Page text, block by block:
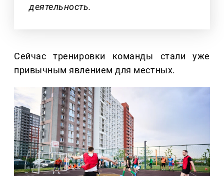
деятельность.
Сейчас тренировки команды стали уже
привычным явлением для местных.